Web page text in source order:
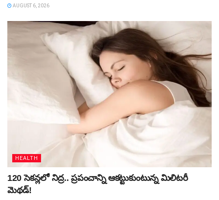
AUGUST 6, 2026
HEALTH
120 సెకన్లలో నిద్ర.. ప్రపంచాన్ని ఆకట్టుకుంటున్న మిలిటరీ
మెథడ్!